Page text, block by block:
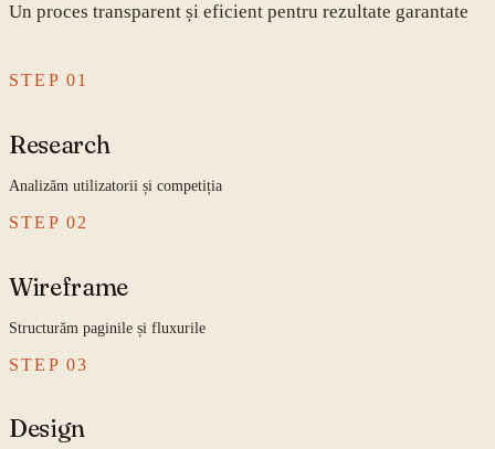
Un proces transparent și eficient pentru rezultate garantate
STEP01
Research
Analizăm utilizatorii și competiția
STEP02
Wireframe
Structurăm paginile și fluxurile
STEP03
Design